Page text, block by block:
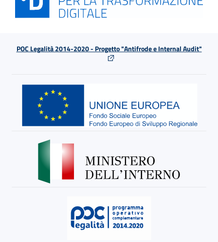
POC Legalità 2014-2020 - Progetto "Antifrode e Internal Audit"